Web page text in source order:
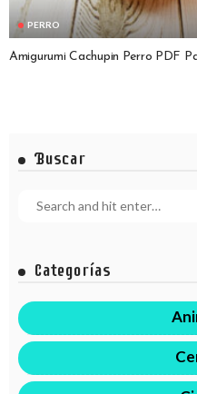
PERRO
Amigurumi Cachupin Perro PDF
Buscar
Categorías